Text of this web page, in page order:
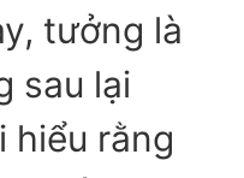
tưởng là
sau lại
hiểu rằng